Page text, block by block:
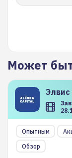
Может
Элвис
Опытным
Обзор